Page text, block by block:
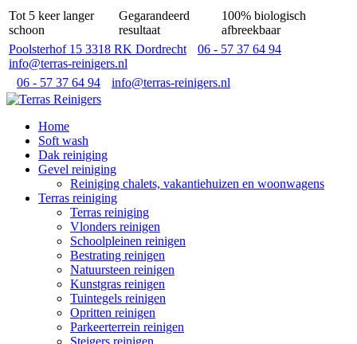
Tot 5 keer langer
schoon
Gegarandeerd
resultaat
100% biologisch
afbreekbaar
Poolsterhof 15 3318 RK Dordrecht
06 - 57 37 64 94
info@terras-reinigers.nl
06 - 57 37 64 94
info@terras-reinigers.nl
Home
Soft wash
Dak reiniging
Gevel reiniging
Reiniging chalets, vakantiehuizen en woonwagens
Terras reiniging
Terras reiniging
Vlonders reinigen
Schoolpleinen reinigen
Bestrating reinigen
Natuursteen reinigen
Kunstgras reinigen
Tuintegels reinigen
Opritten reinigen
Parkeerterrein reinigen
Steigers reinigen